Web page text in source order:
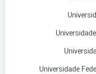
Universidade